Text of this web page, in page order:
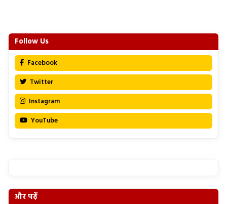
Follow Us
Facebook
Twitter
Instagram
YouTube
और पढ़ें